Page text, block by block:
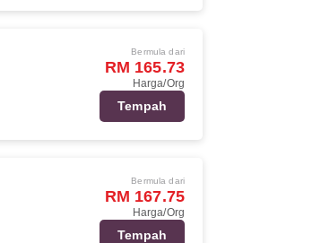
Bermula dari
RM 165.73
Harga/Org
Tempah
Bermula dari
RM 167.75
Harga/Org
Tempah